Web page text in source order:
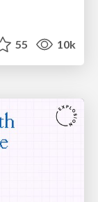
55 10k